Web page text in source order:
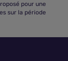
pour une
sur la période